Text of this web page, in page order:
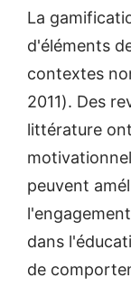
La
d'éléments
contextes
2011). Des
littérature
peuvent
dans
de